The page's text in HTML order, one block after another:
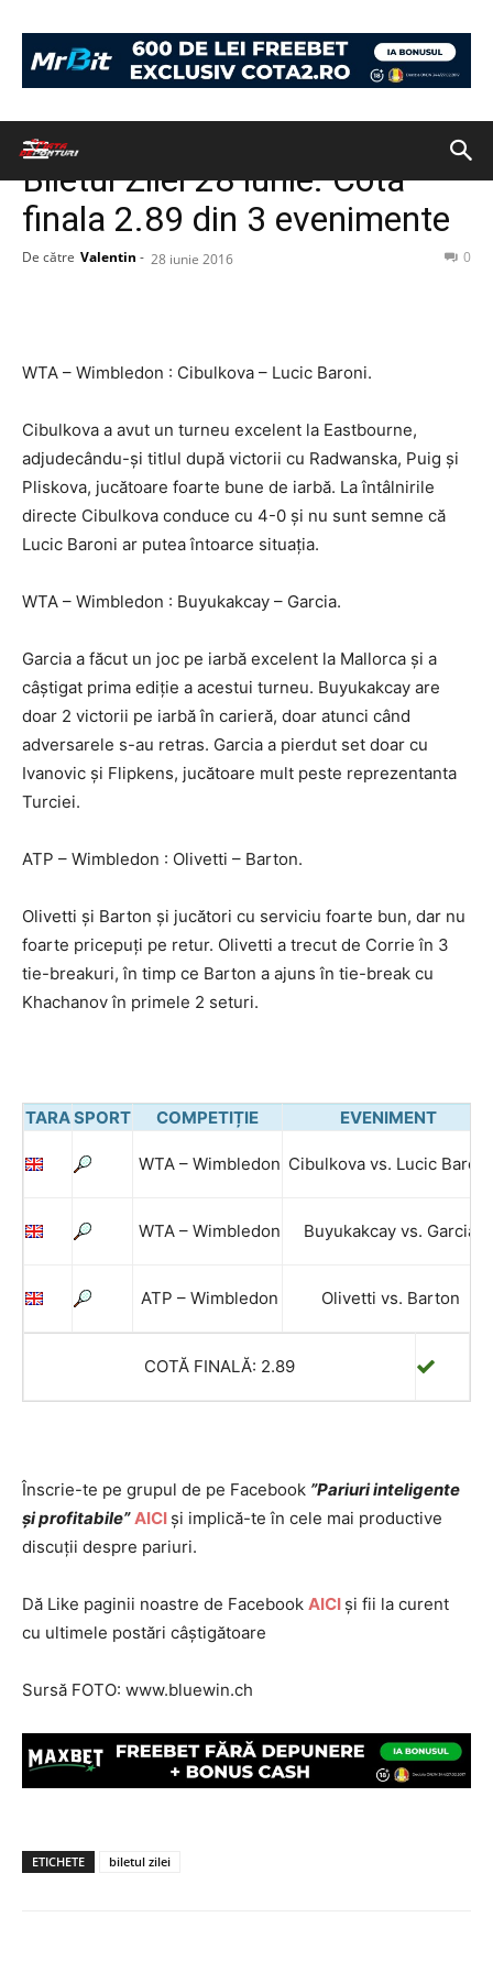
BILETUL ZILEI
Biletul Zilei 28 iunie. Cota
finala 2.89 din 3 evenimente
De către Valentin - 28 iunie 2016 0
WTA – Wimbledon : Cibulkova – Lucic Baroni.
Cibulkova a avut un turneu excelent la Eastbourne,
adjudecându-şi titlul după victorii cu Radwanska, Puig şi
Pliskova, jucătoare foarte bune de iarbă. La întâlnirile
directe Cibulkova conduce cu 4-0 şi nu sunt semne că
Lucic Baroni ar putea întoarce situaţia.
WTA – Wimbledon : Buyukakcay – Garcia.
Garcia a făcut un joc pe iarbă excelent la Mallorca şi a
câştigat prima ediţie a acestui turneu. Buyukakcay are
doar 2 victorii pe iarbă în carieră, doar atunci când
adversarele s-au retras. Garcia a pierdut set doar cu
Ivanovic şi Flipkens, jucătoare mult peste reprezentanta
Turciei.
ATP – Wimbledon : Olivetti – Barton.
Olivetti şi Barton şi jucători cu serviciu foarte bun, dar nu
foarte pricepuţi pe retur. Olivetti a trecut de Corrie în 3
tie-breakuri, în timp ce Barton a ajuns în tie-break cu
Khachanov în primele 2 seturi.
TARASPORT COMPETIȚIE EVENIMENT
WTA – Wimbledon Cibulkova vs. Lucic Baroni
WTA – Wimbledon Buyukakcay vs. Garcia
ATP – Wimbledon Olivetti vs. Barton
COTĂ FINALĂ: 2.89
Înscrie-te pe grupul de pe Facebook ”Pariuri inteligente
și profitabile” AICI și implică-te în cele mai productive
discuții despre pariuri.
Dă Like paginii noastre de Facebook AICI și fii la curent
cu ultimele postări câștigătoare
Sursă FOTO: www.bluewin.ch
ETICHETE biletul zilei